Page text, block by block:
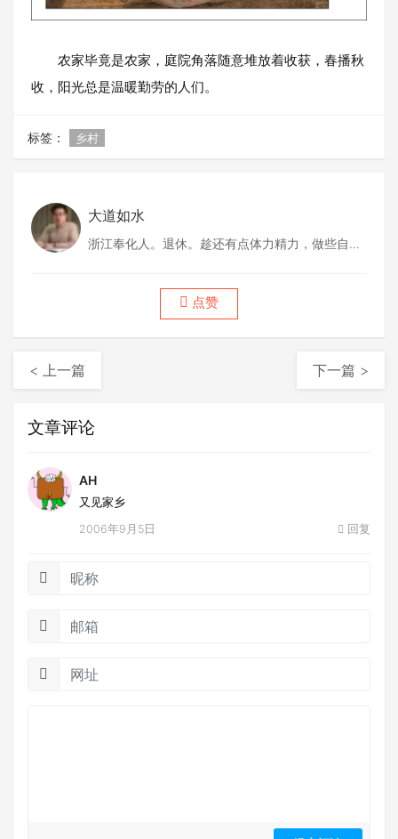
农家毕竟是农家，庭院角落随意堆放着收获，春播秋
收，阳光总是温暖勤劳的人们。
标签： 乡村
大道如水
浙江奉化人。退休。趁还有点体力精力，做些自己
点赞
< 上一篇 下一篇 >
文章评论
AH
又见家乡
2006年9月5日 回复